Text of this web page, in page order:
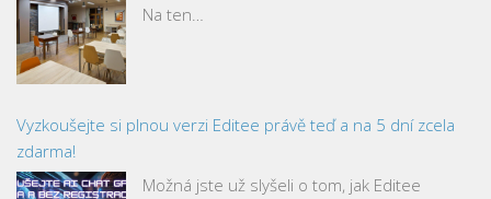
Na ten…
Vyzkoušejte si plnou verzi Editee právě teď a na 5 dní zcela
zdarma!
Možná jste už slyšeli o tom, jak Editee